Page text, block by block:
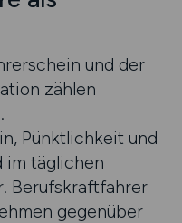
und der
zählen
Pünktlichkeit und
im täglichen
Berufskraftfahrer
gegenüber